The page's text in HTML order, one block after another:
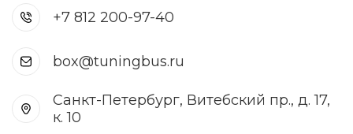
+7 812 200-97-40
box@tuningbus.ru
Санкт-Петербург, Витебский пр., д. 17,
к. 10